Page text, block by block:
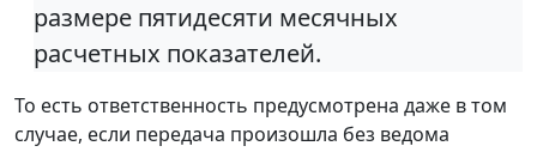
размере пятидесяти месячных
расчетных показателей.
То есть ответственность предусмотрена даже в том
случае, если передача произошла без ведома